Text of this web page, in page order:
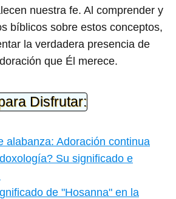
nuestra fe. Al comprender y
bíblicos sobre estos conceptos,
la verdadera presencia de
que Él merece.
Disfrutar:
alabanza: Adoración continua
Su significado e
de "Hosanna" en la